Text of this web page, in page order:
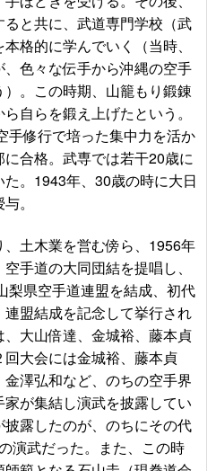
と共に、武道専門学校（武
格的に学んでいく（当時、
色々な伝手から沖縄の空手
。この時期、山籠もり鍛錬
自らを鍛え上げたという。
手修行で培った集中力を活か
合格。武専では若干20歳に
。1943年、30歳の時に大日
。
土木業を営む傍ら、1956年
手道の大同団結を提唱し、
梨県空手道連盟を結成、初代
盟結成を記念して挙行され
大山倍達、金城裕、藤本貞
大会には金城裕、藤本貞
澤弘和など、のちの空手界
が集結し演武を披露してい
露したのが、のちにその代
演武だった。また、この時